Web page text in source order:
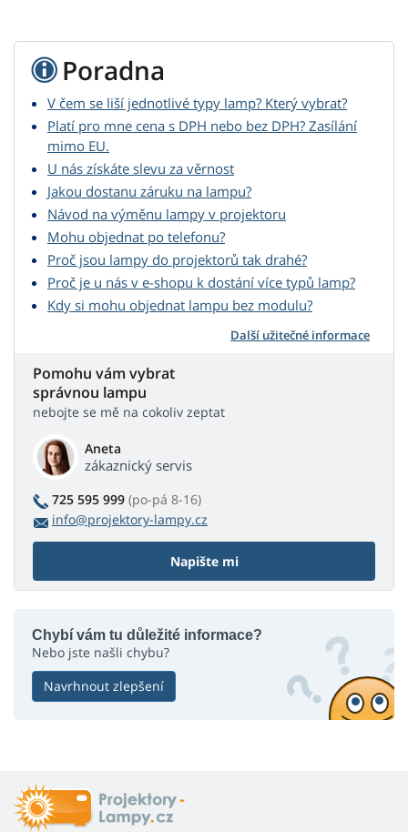
Poradna
V čem se liší jednotlivé typy lamp? Který vybrat?
Platí pro mne cena s DPH nebo bez DPH? Zasílání
mimo EU.
U nás získáte slevu za věrnost
Jakou dostanu záruku na lampu?
Návod na výměnu lampy v projektoru
Mohu objednat po telefonu?
Proč jsou lampy do projektorů tak drahé?
Proč je u nás v e-shopu k dostání více typů lamp?
Kdy si mohu objednat lampu bez modulu?
Další užitečné informace
Pomohu vám vybrat
správnou lampu
nebojte se mě na cokoliv zeptat
Aneta
zákaznický servis
725 595 999 (po-pá 8-16)
info@projektory-lampy.cz
Napište mi
Chybí vám tu důležité informace?
Nebo jste našli chybu?
Navrhnout zlepšení